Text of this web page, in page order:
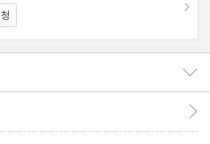
주목을 받은 카프카와 달리 페루츠는
성을 누렸으나, 1938년 히틀러를 피해
독일어권 독자들로부터 고립되며 그의
다. 20세기 말에 이르러서야 그에 대
졌으며, 그 과정에서 작품 다수가 재출